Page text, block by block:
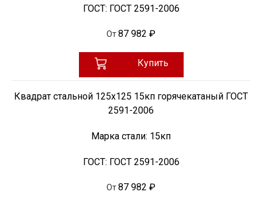
ГОСТ: ГОСТ 2591-2006
От87 982 ₽
Купить
Квадрат стальной 125х125 15кп горячекатаный ГОСТ
2591-2006
Марка стали: 15кп
ГОСТ: ГОСТ 2591-2006
От87 982 ₽